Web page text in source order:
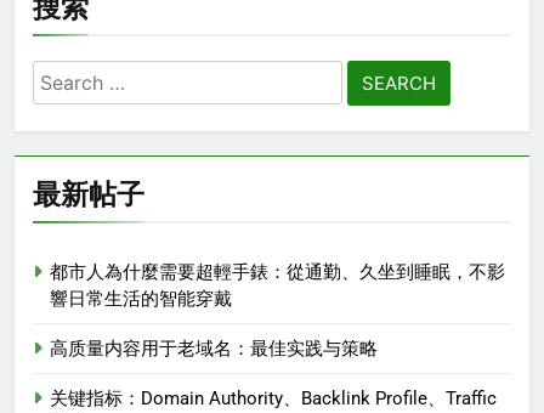
搜索
Search
for:
最新帖子
都市人為什麼需要超輕手錶：從通勤、久坐到睡眠，不影
響日常生活的智能穿戴
高质量内容用于老域名：最佳实践与策略
关键指标：Domain Authority、Backlink Profile、Traffic